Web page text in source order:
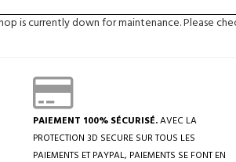
is currently down for maintenance. Please
PAIEMENT 100% SÉCURISÉ.AVEC LA
PROTECTION 3D SECURE SUR TOUS LES
PAIEMENTS ET PAYPAL, PAIEMENTS SE FONT EN